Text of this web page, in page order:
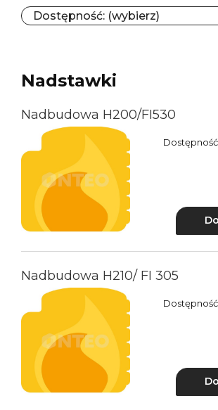
Dostępność: (wybierz)
Nadstawki
Nadbudowa H200/FI530
Nadbudowa H210/ FI 305